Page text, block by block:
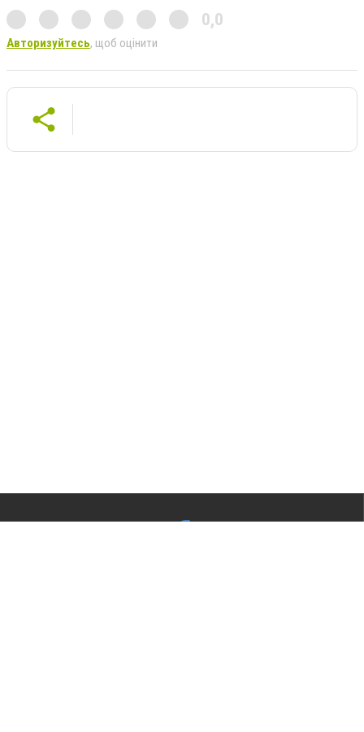
0,0
Авторизуйтесь, щоб оцінити